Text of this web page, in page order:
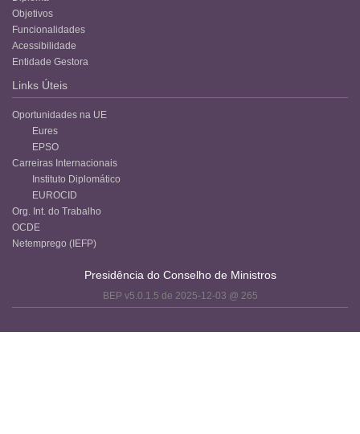
Objetivos
Funcionalidades
Acessibilidade
Entidade Gestora
Links Úteis
Oportunidades na UE
Eures
EPSO
Carreiras Internacionais
Instituto Diplomático
EUROCID
Org. Int. do Trabalho
OCDE
Netemprego (IEFP)
Presidência do Conselho de Ministros
BEP v5.0.1.5 de 2025-12-03 @ 265